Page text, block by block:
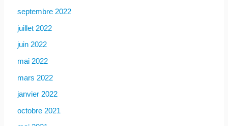
septembre 2022
juillet 2022
juin 2022
mai 2022
mars 2022
janvier 2022
octobre 2021